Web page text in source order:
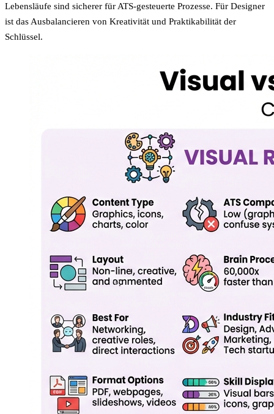
Lebensläufe sind sicherer für ATS-gesteuerte Prozesse. Für Designer
ist das Ausbalancieren von Kreativität und Praktikabilität der
Schlüssel.